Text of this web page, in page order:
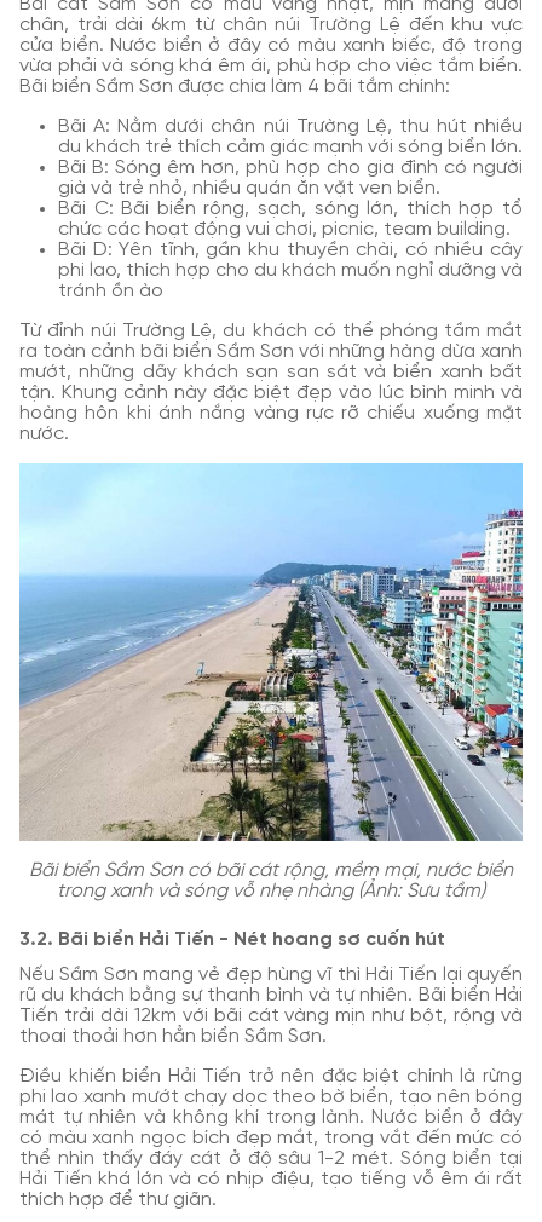
Bãi cát Sầm Sơn có màu vàng nhạt, mịn màng dưới
chân, trải dài 6km từ chân núi Trường Lệ đến khu vực
cửa biển. Nước biển ở đây có màu xanh biếc, độ trong
vừa phải và sóng khá êm ái, phù hợp cho việc tắm biển.
Bãi biển Sầm Sơn được chia làm 4 bãi tắm chính:
Bãi A: Nằm dưới chân núi Trường Lệ, thu hút nhiều
du khách trẻ thích cảm giác mạnh với sóng biển lớn.
Bãi B: Sóng êm hơn, phù hợp cho gia đình có người
già và trẻ nhỏ, nhiều quán ăn vặt ven biển.
Bãi C: Bãi biển rộng, sạch, sóng lớn, thích hợp tổ
chức các hoạt động vui chơi, picnic, team building.
Bãi D: Yên tĩnh, gần khu thuyền chài, có nhiều cây
phi lao, thích hợp cho du khách muốn nghỉ dưỡng và
tránh ồn ào
Từ đỉnh núi Trường Lệ, du khách có thể phóng tầm mắt
ra toàn cảnh bãi biển Sầm Sơn với những hàng dừa xanh
mướt, những dãy khách sạn san sát và biển xanh bất
tận. Khung cảnh này đặc biệt đẹp vào lúc bình minh và
hoàng hôn khi ánh nắng vàng rực rỡ chiếu xuống mặt
nước.
Bãi biển Sầm Sơn có bãi cát rộng, mềm mại, nước biển
trong xanh và sóng vỗ nhẹ nhàng (Ảnh: Sưu tầm)
3.2. Bãi biển Hải Tiến - Nét hoang sơ cuốn hút
Nếu Sầm Sơn mang vẻ đẹp hùng vĩ thì Hải Tiến lại quyến
rũ du khách bằng sự thanh bình và tự nhiên. Bãi biển Hải
Tiến trải dài 12km với bãi cát vàng mịn như bột, rộng và
thoai thoải hơn hẳn biển Sầm Sơn.
Điều khiến biển Hải Tiến trở nên đặc biệt chính là rừng
phi lao xanh mướt chạy dọc theo bờ biển, tạo nên bóng
mát tự nhiên và không khí trong lành. Nước biển ở đây
có màu xanh ngọc bích đẹp mắt, trong vắt đến mức có
thể nhìn thấy đáy cát ở độ sâu 1-2 mét. Sóng biển tại
Hải Tiến khá lớn và có nhịp điệu, tạo tiếng vỗ êm ái rất
thích hợp để thư giãn.